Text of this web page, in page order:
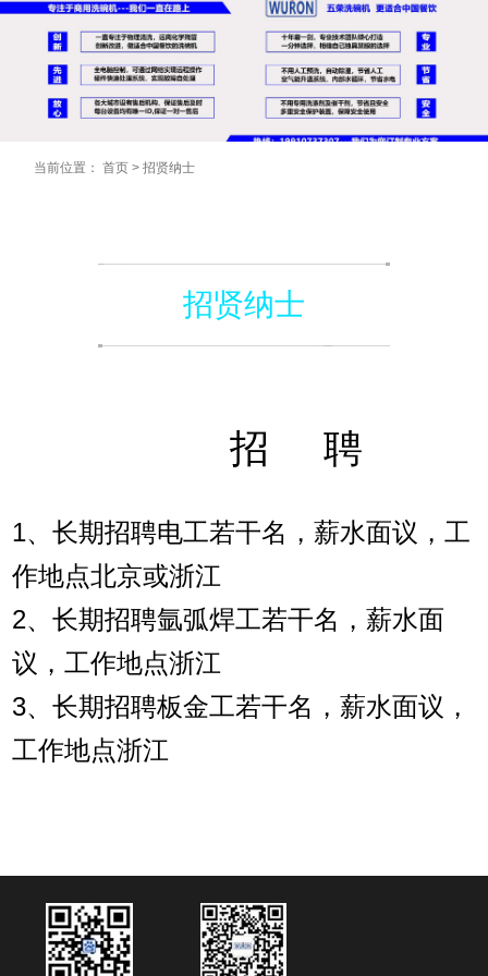
当前位置：首页 >招贤纳士
招贤纳士
招 聘
1、长期招聘电工若干名，薪水面议，工
作地点北京或浙江
2、长期招聘氩弧焊工若干名，薪水面
议，工作地点浙江
3、长期招聘板金工若干名，薪水面议，
工作地点浙江